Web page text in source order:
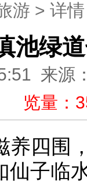
游 > 详情
池绿
来
览量：
养四围
仙子临